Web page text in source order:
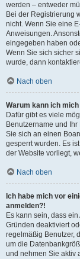
werden – entweder
Bei der Registrierung
nicht. Wenn Sie eine
Anweisungen.
eingegeben haben
Wenn Sie sich sicher
wurde, dann
Nach oben
Warum kann ich
Dafür gibt es viele
Benutzername und
Sie sich an einen
gesperrt wurden. Es
der Website vorliegt,
Nach oben
Ich habe mich vor
anmelden?!
Es kann sein, dass
Gründen deaktiviert
regelmäßig Benutzer,
um die
und nehmen Sie aktiv